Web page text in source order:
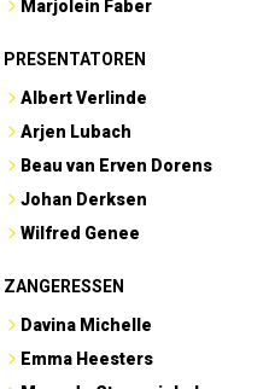
Marjolein Faber
PRESENTATOREN
Albert Verlinde
Arjen Lubach
Beau van Erven Dorens
Johan Derksen
Wilfred Genee
ZANGERESSEN
Davina Michelle
Emma Heesters